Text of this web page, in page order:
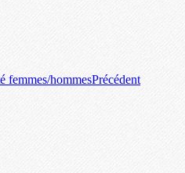
femmes/hommesPrécédent